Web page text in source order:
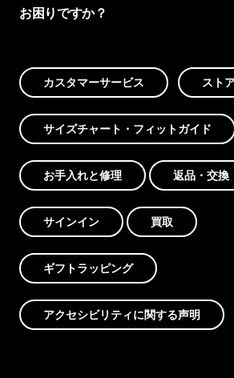
お困りですか？
カスタマーサービス スト
サイズチャート・フィットガイド
お手入れと修理 返品・交換
サインイン 買取
ギフトラッピング
アクセシビリティに関する声明